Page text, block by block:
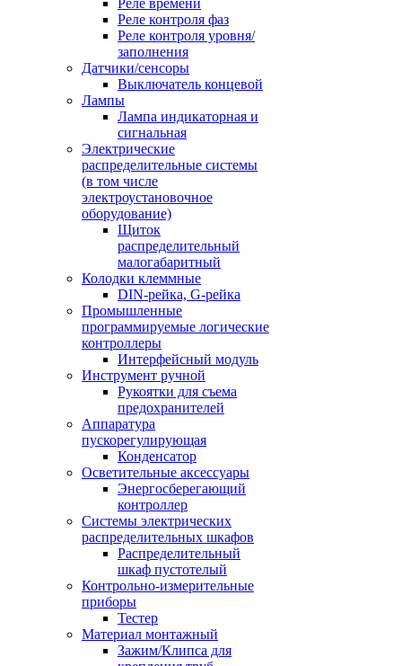
Реле времени
Реле контроля фаз
Реле контроля уровня/
заполнения
Датчики/сенсоры
Выключатель концевой
Лампы
Лампа индикаторная и
сигнальная
Электрические
распределительные системы
(в том числе
электроустановочное
оборудование)
Щиток
распределительный
малогабаритный
Колодки клеммные
DIN-рейка, G-рейка
Промышленные
программируемые логические
контроллеры
Интерфейсный модуль
Инструмент ручной
Рукоятки для съема
предохранителей
Аппаратура
пускорегулирующая
Конденсатор
Осветительные аксессуары
Энергосберегающий
контроллер
Системы электрических
распределительных шкафов
Распределительный
шкаф пустотелый
Контрольно-измерительные
приборы
Тестер
Материал монтажный
Зажим/Клипса для